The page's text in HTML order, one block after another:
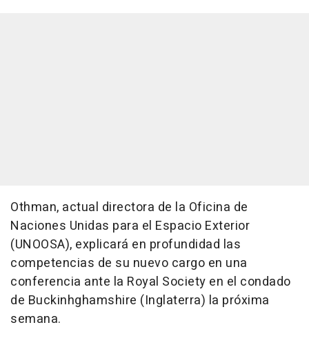
Othman, actual directora de la Oficina de
Naciones Unidas para el Espacio Exterior
(UNOOSA), explicará en profundidad las
competencias de su nuevo cargo en una
conferencia ante la Royal Society en el condado
de Buckinhghamshire (Inglaterra) la próxima
semana.